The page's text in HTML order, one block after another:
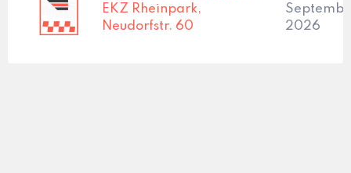
EKZ Rheinpark,
Neudorfstr. 60
2026